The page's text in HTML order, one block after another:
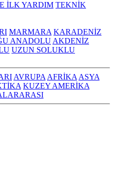
İLK YARDIM TEKNİK
MARMARA KARADENİZ
ANADOLU AKDENİZ
UZUN SOLUKLU
AVRUPA AFRİKA ASYA
KUZEY AMERİKA